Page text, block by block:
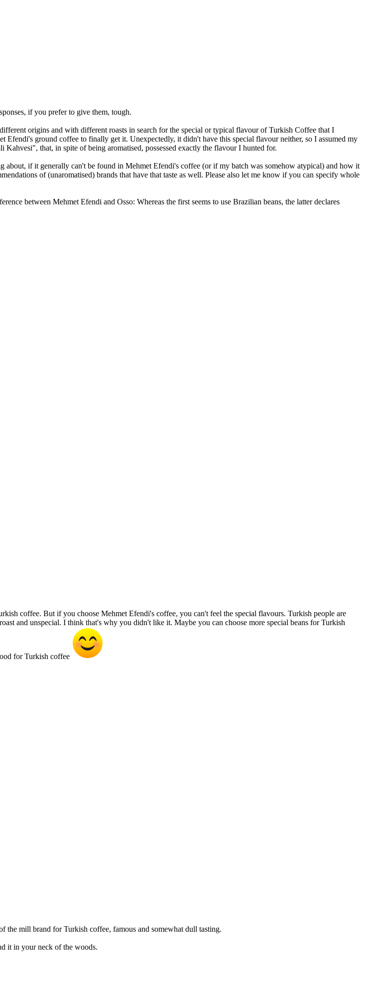
if you prefer to give them, tough.
origins and with different roasts in search for the special or typical flavour of Turkish Coffee that I
ground coffee to finally get it. Unexpectedly, it didn't have this special flavour neither, so I assumed my
that, in spite of being aromatised, possessed exactly the flavour I hunted for.
if it generally can't be found in Mehmet Efendi's coffee (or if my batch was somehow atypical) and how it
of (unaromatised) brands that have that taste as well. Please also let me know if you can specify whole
between Mehmet Efendi and Osso: Whereas the first seems to use Brazilian beans, the latter declares
coffee. But if you choose Mehmet Efendi's coffee, you can't feel the special flavours. Turkish people are
and unspecial. I think that's why you didn't like it. Maybe you can choose more special beans for Turkish
for Turkish coffee
the mill brand for Turkish coffee, famous and somewhat dull tasting.
it in your neck of the woods.